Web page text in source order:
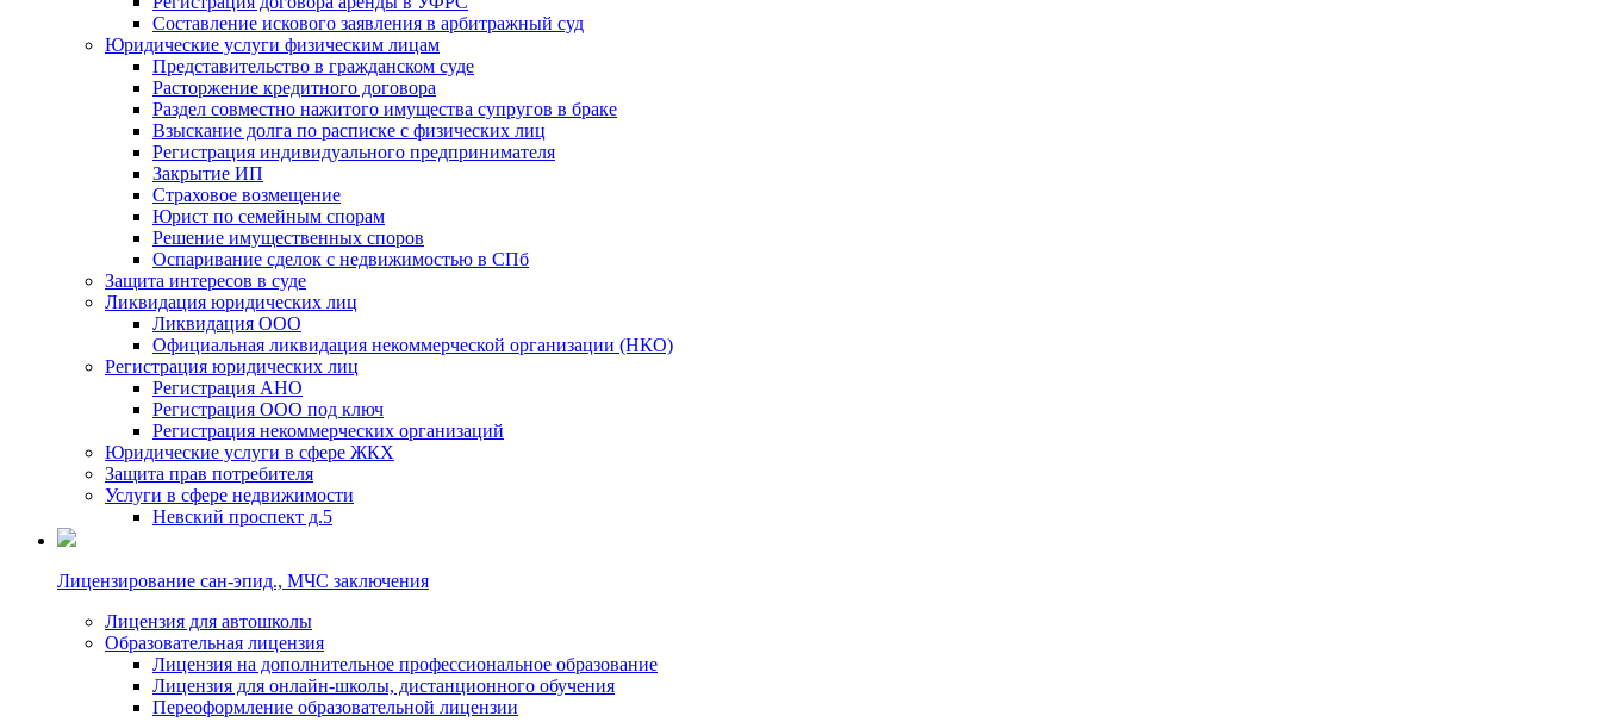
Составление искового заявления в арбитражный суд
Юридические услуги физическим лицам
Представительство в гражданском суде
Расторжение кредитного договора
Раздел совместно нажитого имущества супругов в браке
Взыскание долга по расписке с физических лиц
Регистрация индивидуального предпринимателя
Закрытие ИП
Страховое возмещение
Юрист по семейным спорам
Решение имущественных споров
Оспаривание сделок с недвижимостью в СПб
Защита интересов в суде
Ликвидация юридических лиц
Ликвидация ООО
Официальная ликвидация некоммерческой организации (НКО)
Регистрация юридических лиц
Регистрация АНО
Регистрация ООО под ключ
Регистрация некоммерческих организаций
Юридические услуги в сфере ЖКХ
Защита прав потребителя
Услуги в сфере недвижимости
Невский проспект д.5
Лицензирование сан-эпид., МЧС заключения
Лицензия для автошколы
Образовательная лицензия
Лицензия на дополнительное профессиональное образование
Лицензия для онлайн-школы, дистанционного обучения
Переоформление образовательной лицензии